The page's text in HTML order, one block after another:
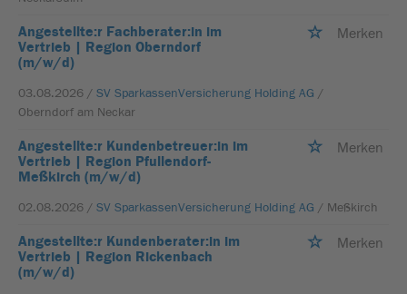
Angestellte:r Fachberater:in im
Vertrieb | Region Oberndorf
(m/w/d)
Merken
03.08.2026 / SV SparkassenVersicherung Holding AG /
Oberndorf am Neckar
Angestellte:r Kundenbetreuer:in im
Vertrieb | Region Pfullendorf-
Meßkirch (m/w/d)
Merken
02.08.2026 / SV SparkassenVersicherung Holding AG / Meßkirch
Angestellte:r Kundenberater:in im
Vertrieb | Region Rickenbach
(m/w/d)
Merken